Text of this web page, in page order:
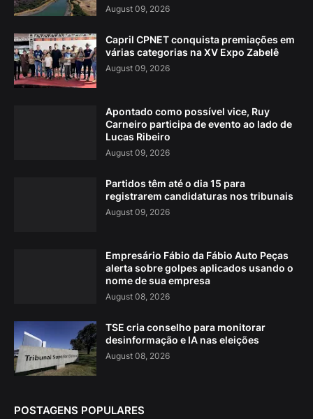
August 09, 2026
Capril CPNET conquista premiações em
várias categorias na XV Expo Zabelê
August 09, 2026
Apontado como possível vice, Ruy
Carneiro participa de evento ao lado de
Lucas Ribeiro
August 09, 2026
Partidos têm até o dia 15 para
registrarem candidaturas nos tribunais
August 09, 2026
Empresário Fábio da Fábio Auto Peças
alerta sobre golpes aplicados usando o
nome de sua empresa
August 08, 2026
TSE cria conselho para monitorar
desinformação e IA nas eleições
August 08, 2026
POSTAGENS POPULARES